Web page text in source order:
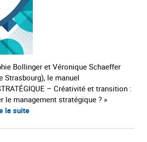
Bollinger et Véronique Schaeffer
Strasbourg), le manuel
– Créativité et transition :
le management stratégique ? »
la suite